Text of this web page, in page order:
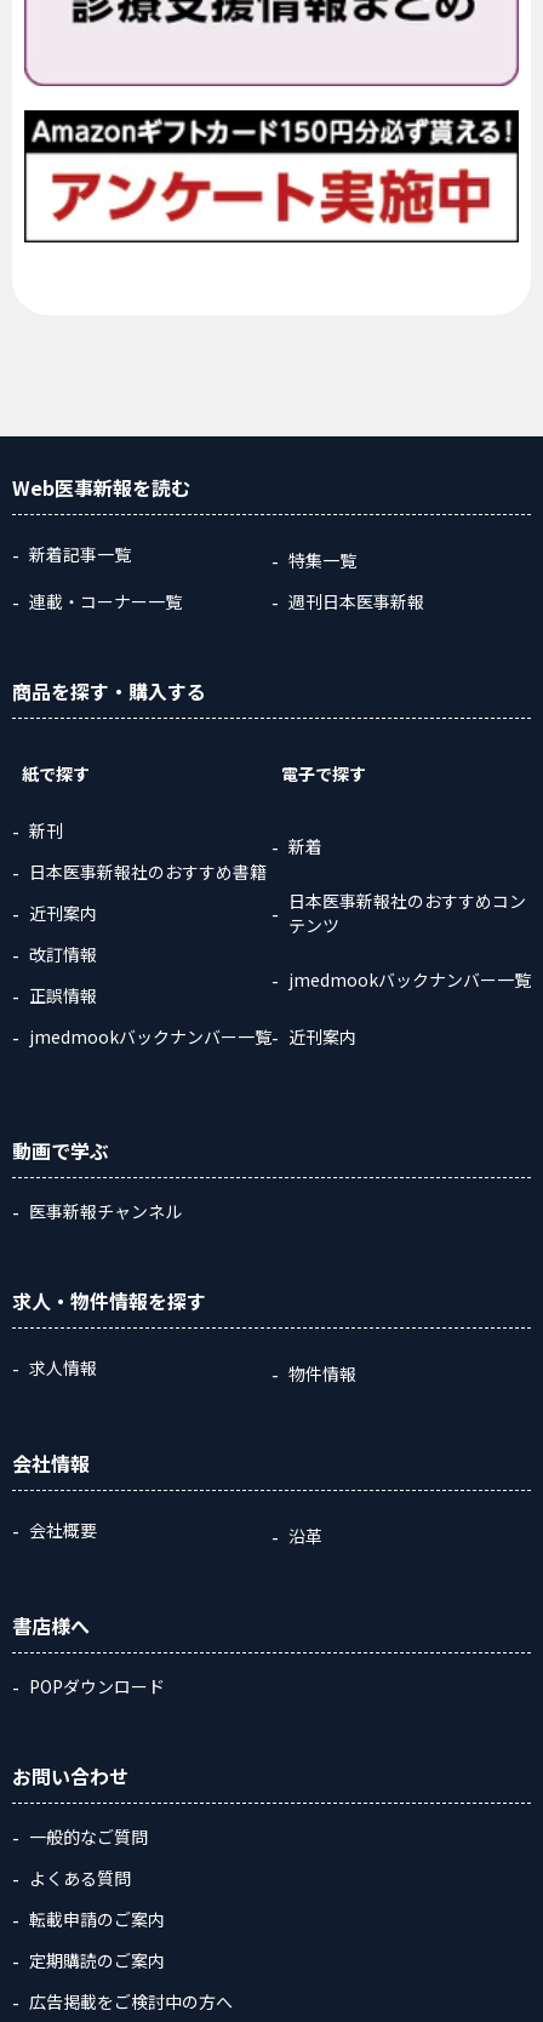
Web医事新報を読む
新着記事一覧
特集一覧
連載・コーナー一覧
週刊日本医事新報
商品を探す ・購入する
紙で探す
新刊
日本医事新報社のおすすめ書籍
近刊案内
改訂情報
正誤情報
jmedmookバックナンバー一覧
電子で探す
新着
日本医事新報社のおすすめコン
テンツ
jmedmookバックナンバー一覧
近刊案内
動画で学ぶ
医事新報チャンネル
求人・物件情報を探す
求人情報 物件情報
会社情報
会社概要 沿革
書店様へ
POPダウンロード
お問い合わせ
一般的なご質問
よくある質問
転載申請のご案内
定期購読のご案内
広告掲載をご検討中の方へ